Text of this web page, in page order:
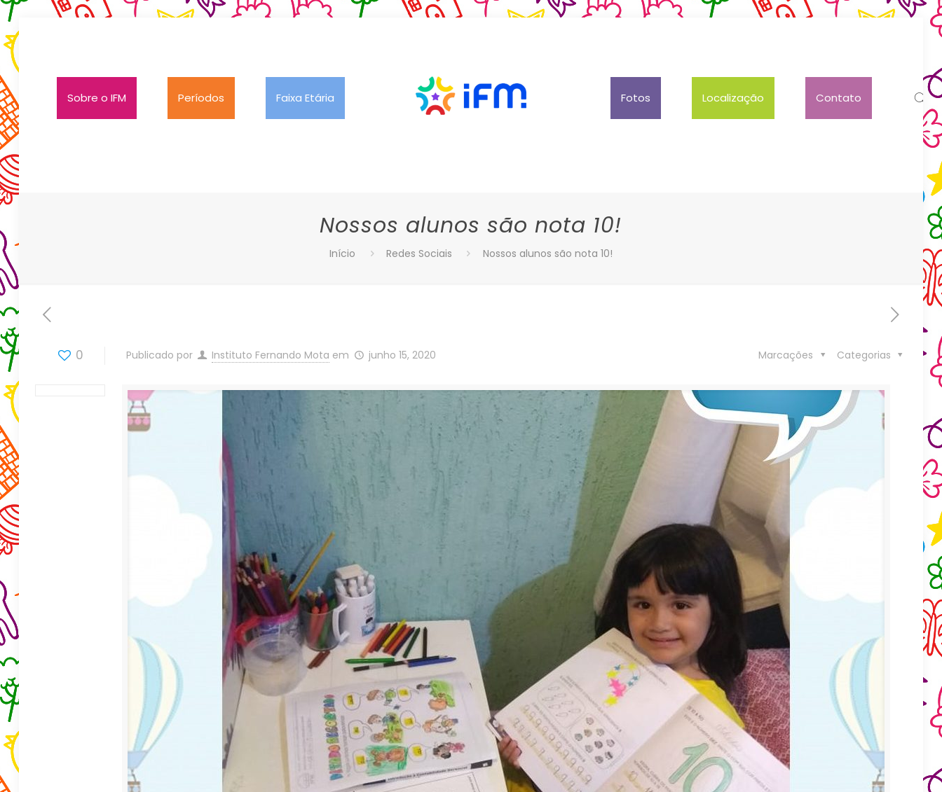
Sobre o IFM Períodos Faixa Etária Fotos Localização Contato
Nossos alunos são nota 10!
Início Redes Sociais Nossos alunos são nota 10!
0 Publicado por Instituto Fernando Mota em junho 15, 2020 Categorias
Marcações